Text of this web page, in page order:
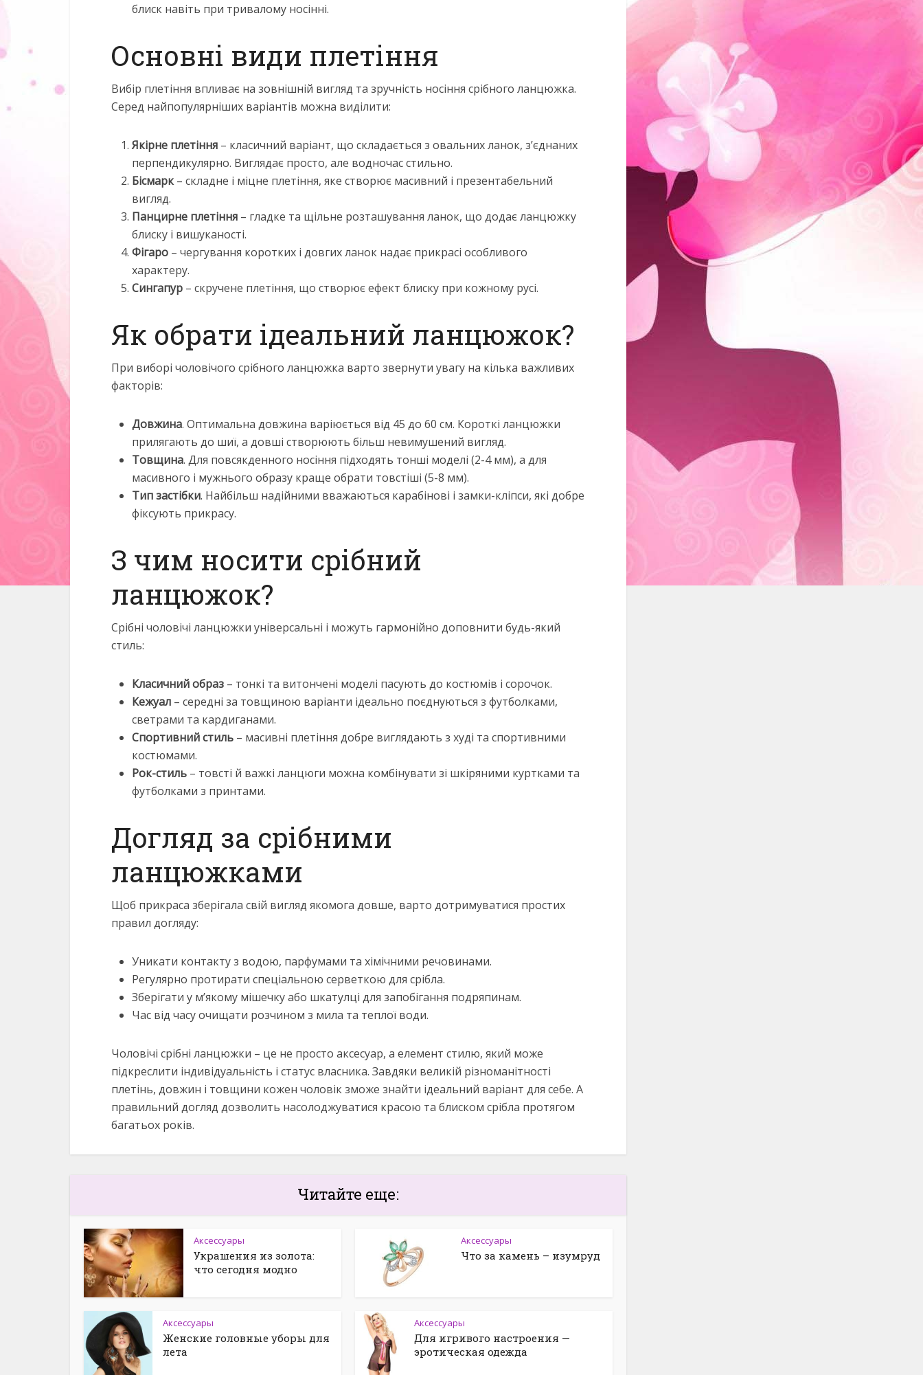
блиск навіть при тривалому носінні.
Основні види плетіння
Вибір плетіння впливає на зовнішній вигляд та зручність носіння срібного ланцюжка.
Серед найпопулярніших варіантів можна виділити:
Якірне плетіння – класичний варіант, що складається з овальних ланок, з’єднаних
перпендикулярно. Виглядає просто, але водночас стильно.
Бісмарк– складне і міцне плетіння, яке створює масивний і презентабельний
вигляд.
Панцирне плетіння – гладке та щільне розташування ланок, що додає ланцюжку
блиску і вишуканості.
Фігаро – чергування коротких і довгих ланок надає прикрасі особливого
характеру.
Сингапур – скручене плетіння, що створює ефект блиску при кожному русі.
Як обрати ідеальний ланцюжок?
При виборі чоловічого срібного ланцюжка варто звернути увагу на кілька важливих
факторів:
Довжина. Оптимальна довжина варіюється від 45 до 60 см. Короткі ланцюжки
прилягають до шиї, а довші створюють більш невимушений вигляд.
Товщина. Для повсякденного носіння підходять тонші моделі (2-4 мм), а для
масивного і мужнього образу краще обрати товстіші (5-8 мм).
Тип застібки. Найбільш надійними вважаються карабінові і замки-кліпси, які добре
фіксують прикрасу.
З чим носити срібний
ланцюжок?
Срібні чоловічі ланцюжки універсальні і можуть гармонійно доповнити будь-який
стиль:
Класичний образ – тонкі та витончені моделі пасують до костюмів і сорочок.
Кежуал – середні за товщиною варіанти ідеально поєднуються з футболками,
светрами та кардиганами.
Спортивний стиль – масивні плетіння добре виглядають з худі та спортивними
костюмами.
Рок-стиль – товсті й важкі ланцюги можна комбінувати зі шкіряними куртками та
футболками з принтами.
Догляд за срібними
ланцюжками
Щоб прикраса зберігала свій вигляд якомога довше, варто дотримуватися простих
правил догляду:
Уникати контакту з водою, парфумами та хімічними речовинами.
Регулярно протирати спеціальною серветкою для срібла.
Зберігати у м’якому мішечку або шкатулці для запобігання подряпинам.
Час від часу очищати розчином з мила та теплої води.
Чоловічі срібні ланцюжки – це не просто аксесуар, а елемент стилю, який може
підкреслити індивідуальність і статус власника. Завдяки великій різноманітності
плетінь, довжин і товщини кожен чоловік зможе знайти ідеальний варіант для себе. А
правильний догляд дозволить насолоджуватися красою та блиском срібла протягом
багатьох років.
Читайте еще:
Аксессуары
Украшения из золота:
что сегодня модно
Аксессуары
Что за камень – изумруд
Аксессуары
Женские головные уборы для
лета
Аксессуары
Для игривого настроения —
эротическая одежда